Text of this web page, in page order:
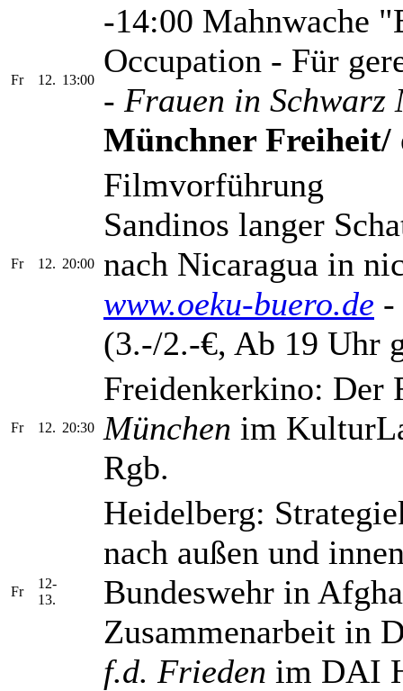
Fr 12. 13:00
-14:00 Mahnwache
Occupation - Für
- Frauen in Schwarz
Münchner Freiheit/
Fr 12. 20:00
Filmvorführung
Sandinos langer
nach Nicaragua in
www.oeku-buero.de -
(3.-/2.-€, Ab 19 Uhr
Fr 12. 20:30
Freidenkerkino:
München im
Rgb.
Fr
12-
13.
Heidelberg:
nach außen und
Bundeswehr in
Zusammenarbeit in
f.d. Frieden im DAI